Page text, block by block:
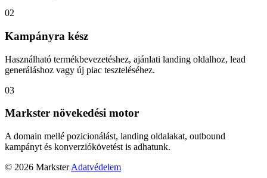
02
Kampányra kész
Használható termékbevezetéshez, ajánlati landing oldalhoz, lead
generáláshoz vagy új piac teszteléséhez.
03
Markster növekedési motor
A domain mellé pozicionálást, landing oldalakat, outbound
kampányt és konverziókövetést is adhatunk.
© 2026 Markster Adatvédelem